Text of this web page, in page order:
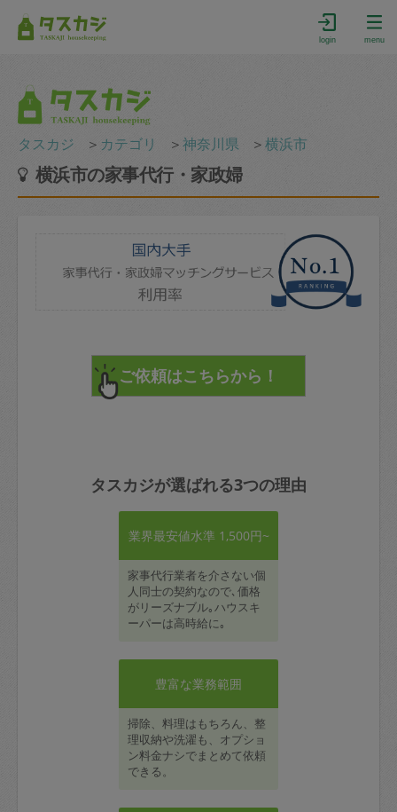
login menu
タスカジ ＞ カテゴリ ＞神奈川県 ＞横浜市
横浜市の家事代行・家政婦
タスカジが選ばれる3つの理由
業界最安値水準 1,500円~
家事代行業者を介さない個
人同士の契約なので､価格
がリーズナブル｡ハウスキ
ーパーは高時給に｡
豊富な業務範囲
掃除、料理はもちろん、整
理収納や洗濯も、オプショ
ン料金ナシでまとめて依頼
できる。